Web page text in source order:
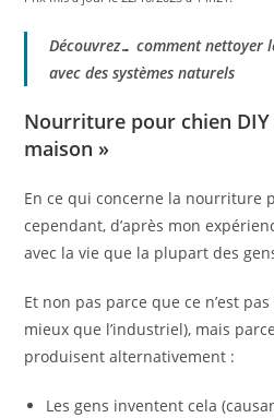
Découvrez… comment nettoyer
avec des systèmes naturels
Nourriture pour chien
maison »
En ce qui concerne la nourriture
cependant, d’après mon
avec la vie que la plupart des
Et non pas parce que ce n’est
mieux que l’industriel), mais
produisent alternativement :
Les gens inventent cela